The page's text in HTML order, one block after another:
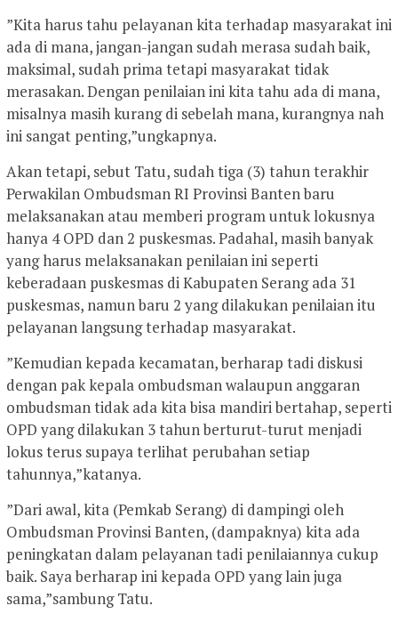
”Kita harus tahu pelayanan kita terhadap masyarakat ini
ada di mana, jangan-jangan sudah merasa sudah baik,
maksimal, sudah prima tetapi masyarakat tidak
merasakan. Dengan penilaian ini kita tahu ada di mana,
misalnya masih kurang di sebelah mana, kurangnya nah
ini sangat penting,”ungkapnya.
Akan tetapi, sebut Tatu, sudah tiga (3) tahun terakhir
Perwakilan Ombudsman RI Provinsi Banten baru
melaksanakan atau memberi program untuk lokusnya
hanya 4 OPD dan 2 puskesmas. Padahal, masih banyak
yang harus melaksanakan penilaian ini seperti
keberadaan puskesmas di Kabupaten Serang ada 31
puskesmas, namun baru 2 yang dilakukan penilaian itu
pelayanan langsung terhadap masyarakat.
”Kemudian kepada kecamatan, berharap tadi diskusi
dengan pak kepala ombudsman walaupun anggaran
ombudsman tidak ada kita bisa mandiri bertahap, seperti
OPD yang dilakukan 3 tahun berturut-turut menjadi
lokus terus supaya terlihat perubahan setiap
tahunnya,”katanya.
”Dari awal, kita (Pemkab Serang) di dampingi oleh
Ombudsman Provinsi Banten, (dampaknya) kita ada
peningkatan dalam pelayanan tadi penilaiannya cukup
baik. Saya berharap ini kepada OPD yang lain juga
sama,”sambung Tatu.